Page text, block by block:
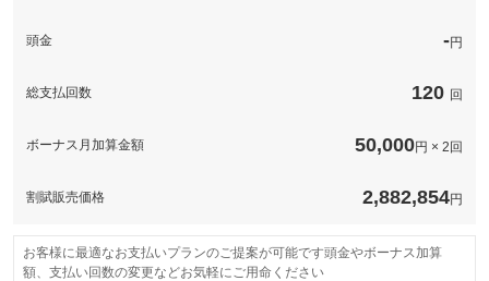
頭金 -円
総支払回数 120 回
ボーナス月加算金額 50,000円 × 2回
割賦販売価格 2,882,854円
お客様に最適なお支払いプランのご提案が可能です頭金やボーナス加算
額、支払い回数の変更などお気軽にご用命ください